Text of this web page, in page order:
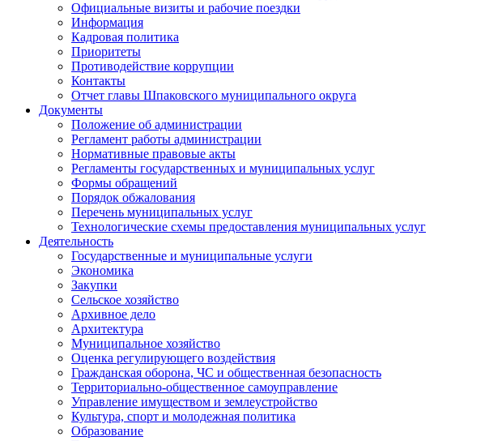
Официальные визиты и рабочие поездки
Информация
Кадровая политика
Приоритеты
Противодействие коррупции
Контакты
Отчет главы Шпаковского муниципального округа
Документы
Положение об администрации
Регламент работы администрации
Нормативные правовые акты
Регламенты государственных и муниципальных услуг
Формы обращений
Порядок обжалования
Перечень муниципальных услуг
Технологические схемы предоставления муниципальных услуг
Деятельность
Государственные и муниципальные услуги
Экономика
Закупки
Сельское хозяйство
Архивное дело
Архитектура
Муниципальное хозяйство
Оценка регулирующего воздействия
Гражданская оборона, ЧС и общественная безопасность
Территориально-общественное самоуправление
Управление имуществом и землеустройство
Культура, спорт и молодежная политика
Образование